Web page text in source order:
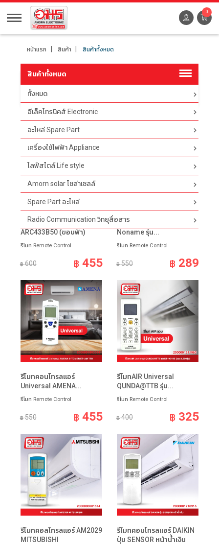
0
หน้าแรก สินค้า สินค้าทั้งหมด
สินค้าทั้งหมด
ทั้งหมด
อีเล็คโทรนิคส์ Electronic
อะไหล่ Spare Part
เครื่องใช้ไฟฟ้า Appliance
ไลฟ์สไตล์ Life style
Amorn solar โซล่าเซลล์
Spare Part อะไหล่
Radio Communication วิทยุสื่อสาร
ตัวกรอง
รีโมทแอร์ DAIKIN
ARC433B50 (ขอบฟ้า)
รีโมท Remote Control
฿600 ฿ 455
รีโมทคอนโทรลแอร์
Noname รุ่น...
รีโมท Remote Control
฿550 ฿ 289
รีโมทคอนโทรลแอร์
Universal AMENA...
รีโมท Remote Control
฿550 ฿ 455
รีโมทAIR Universal
QUNDA@TTB รุ่น...
รีโมท Remote Control
฿400 ฿ 325
รีโมทคอลโทรลแอร์ AM2029
MITSUBISHI
รีโมทคอนโทรลแอร์ DAIKIN
ปุ่ม SENSOR หน้าน้ำเงิน